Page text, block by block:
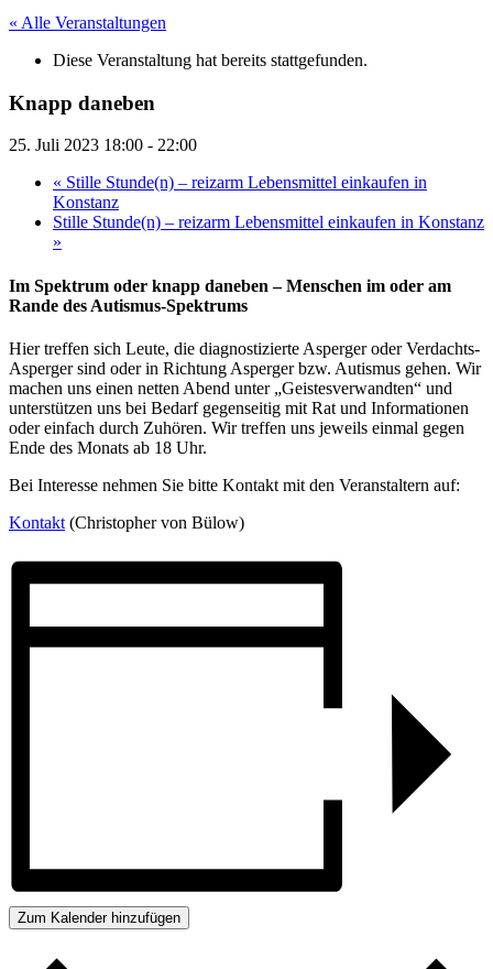
« Alle Veranstaltungen
Diese Veranstaltung hat bereits stattgefunden.
Knapp daneben
25. Juli 2023 18:00 - 22:00
« Stille Stunde(n) – reizarm Lebensmittel einkaufen in
Konstanz
Stille Stunde(n) – reizarm Lebensmittel einkaufen in Konstanz
»
Im Spektrum oder knapp daneben – Menschen im oder am
Rande des Autismus-Spektrums
Hier treffen sich Leute, die diagnostizierte Asperger oder Verdachts-
Asperger sind oder in Richtung Asperger bzw. Autismus gehen. Wir
machen uns einen netten Abend unter „Geistesverwandten“ und
unterstützen uns bei Bedarf gegenseitig mit Rat und Informationen
oder einfach durch Zuhören. Wir treffen uns jeweils einmal gegen
Ende des Monats ab 18 Uhr.
Bei Interesse nehmen Sie bitte Kontakt mit den Veranstaltern auf:
Kontakt (Christopher von Bülow)
Zum Kalender hinzufügen